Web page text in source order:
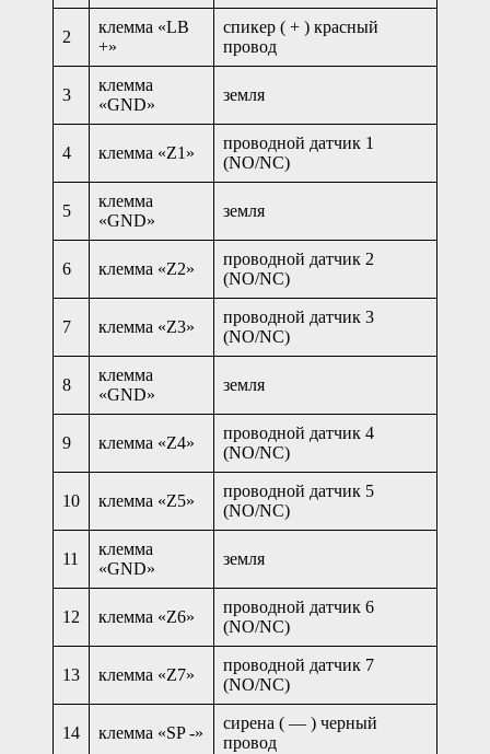
2
клемма «LB
+»
спикер ( + ) красный
провод
3
клемма
«GND»
земля
4 клемма «Z1»
проводной датчик 1
(NО/NC)
5
клемма
«GND»
земля
6 клемма «Z2»
проводной датчик 2
(NО/NC)
7 клемма «Z3»
проводной датчик 3
(NО/NC)
8
клемма
«GND»
земля
9 клемма «Z4»
проводной датчик 4
(NО/NC)
10 клемма «Z5»
проводной датчик 5
(NО/NC)
11
клемма
«GND»
земля
12 клемма «Z6»
проводной датчик 6
(NО/NC)
13 клемма «Z7»
проводной датчик 7
(NО/NC)
14 клемма «SP -»
сирена ( — ) черный
провод